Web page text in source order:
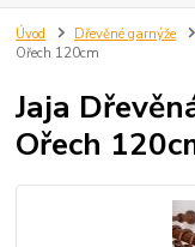
Úvod Dřevěné garnýže
Ořech 120cm
Jaja
Ořech